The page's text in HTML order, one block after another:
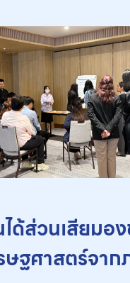
ด้ส่วนเสียมอ
ษฐศาสตร์จาก